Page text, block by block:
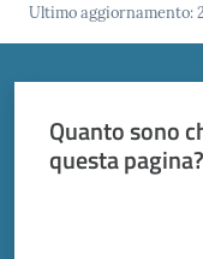
Ultimo aggiornamento:
Quanto sono
questa pagina?